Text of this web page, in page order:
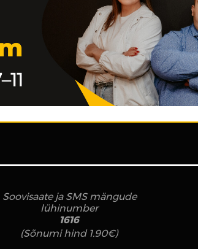
Soovisaate ja SMS mängude
lühinumber
1616
(Sõnumi hind 1.90€)